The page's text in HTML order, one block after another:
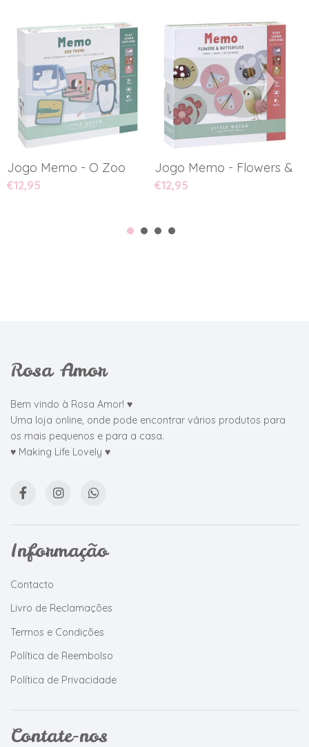
Jogo Memo - O Zoo
€12,95
Jogo Memo - Flowers &
€12,95
Rosa Amor
Bem vindo à Rosa Amor! ♥
Uma loja online, onde pode encontrar vários produtos para
os mais pequenos e para a casa.
♥ Making Life Lovely ♥
Informação
Contacto
Livro de Reclamações
Termos e Condições
Política de Reembolso
Política de Privacidade
Contate-nos